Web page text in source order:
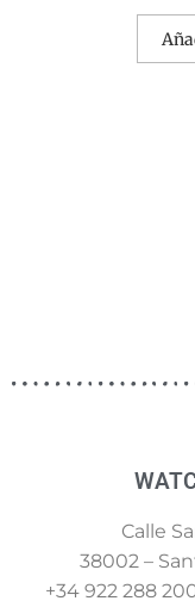
Calle
38002 –
+34 922 288